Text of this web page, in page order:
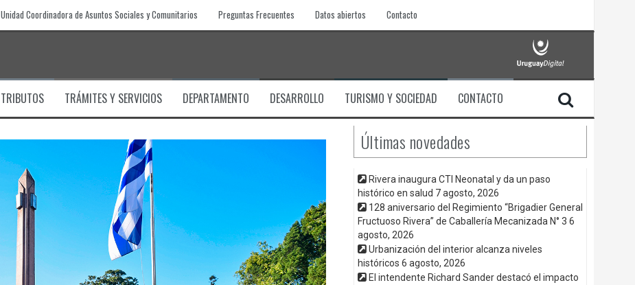
Unidad Coordinadora de Asuntos Sociales y Comunitarios Preguntas Frecuentes Datos abiertos Contacto
TRIBUTOS TRÁMITES Y SERVICIOS DEPARTAMENTO DESARROLLO TURISMO Y SOCIEDAD CONTACTO
Últimas novedades
Rivera inaugura CTI Neonatal y da un paso
histórico en salud 7 agosto, 2026
128 aniversario del Regimiento “Brigadier General
Fructuoso Rivera” de Caballería Mecanizada N° 3 6
agosto, 2026
Urbanización del interior alcanza niveles
históricos 6 agosto, 2026
El intendente Richard Sander destacó el impacto